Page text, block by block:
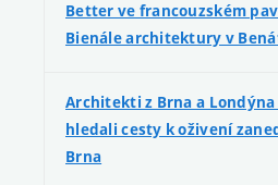
Better ve francouzském
Bienále architektury v
Architekti z Brna a
hledali cesty k oživení
Brna